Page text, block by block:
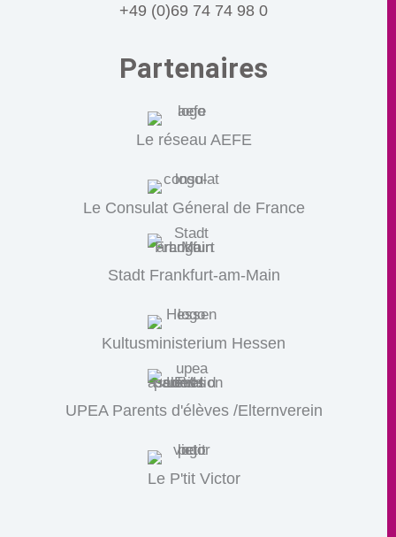
+49 (0)69 74 74 98 0
Partenaires
Le réseau AEFE
Le Consulat Géneral de France
Stadt Frankfurt-am-Main
Kultusministerium Hessen
UPEA Parents d'élèves /Elternverein
Le P'tit Victor